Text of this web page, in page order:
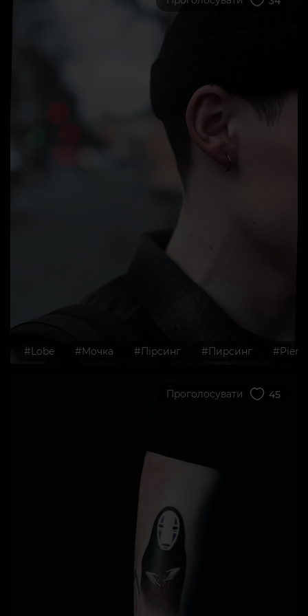
#Lobe #Мочка #Пірсинг #Пирсинг
Проголосувати 45